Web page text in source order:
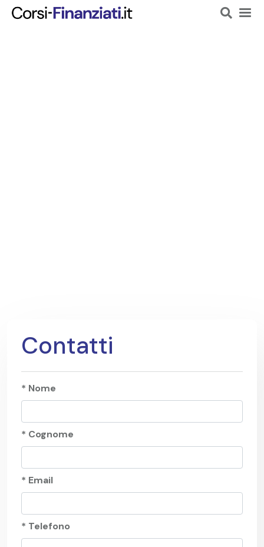
Contatti
* Nome
* Cognome
* Email
* Telefono